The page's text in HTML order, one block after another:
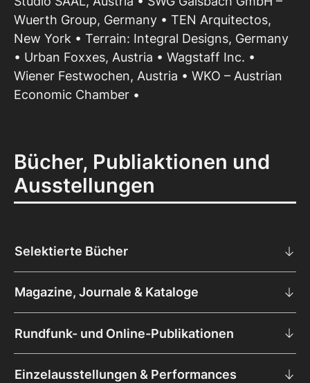
Wuerth Group, Germany • TEN Arquitectos,
New York • Terrain: Integral Designs, Germany
• Urban Foxxes, Austria • Wagstaff Inc. •
Wiener Festwochen, Austria • WKO – Austrian
Economic Chamber •
Bücher, Publiaktionen und
Ausstellungen
Selektierte Bücher
Magazine, Journale & Kataloge
Rundfunk- und Online-Publikationen
Einzelausstellungen & Performances